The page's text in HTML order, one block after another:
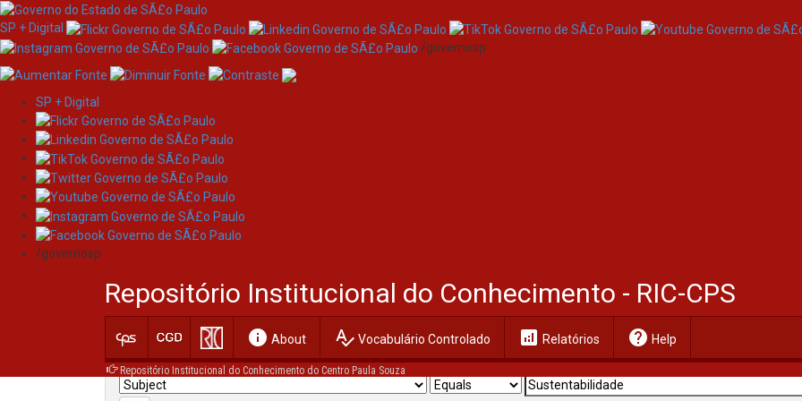
Skip
navigation
SP + Digital
/governosp
SP + Digital
/governosp
Repositório Institucional do Conhecimento - RIC-CPS
info About spellcheck Vocabulário Controlado analytics Relatórios help Help
Repositório Institucional do Conhecimento do Centro Paula Souza
Search
Current filters: